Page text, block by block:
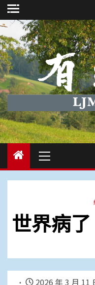
Skip
to
content
Menu
世界病
2026 年 3 月 11